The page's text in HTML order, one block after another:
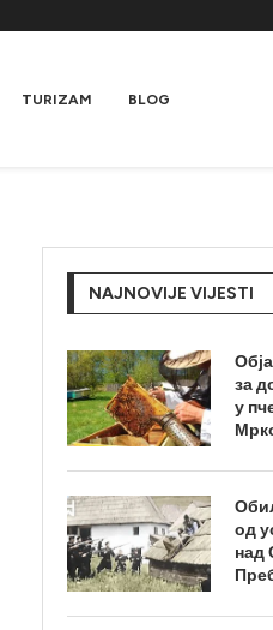
TURIZAM BLOG
NAJNOVIJE VIJESTI
за
у
од
над